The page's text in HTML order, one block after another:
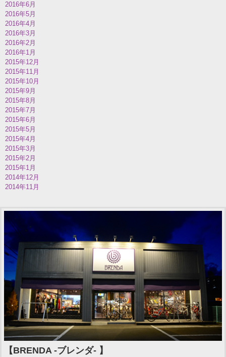
2016年6月
2016年5月
2016年4月
2016年3月
2016年2月
2016年1月
2015年12月
2015年11月
2015年10月
2015年9月
2015年8月
2015年7月
2015年6月
2015年5月
2015年4月
2015年3月
2015年2月
2015年1月
2014年12月
2014年11月
【BRENDA -ブレンダ- 】